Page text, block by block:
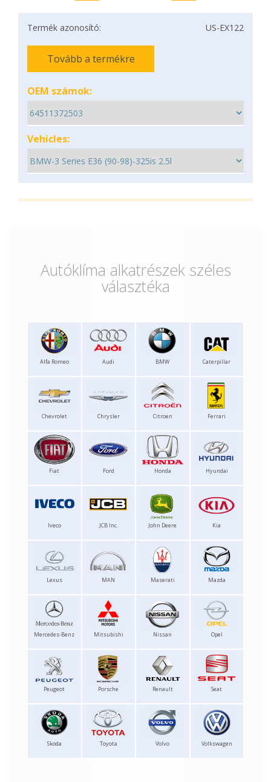
Termék azonosító: US-EX122
Tovább a termékre
OEM számok:
Vehicles:
Autóklíma alkatrészek széles
választéka
Alfa Romeo Audi BMW Caterpillar
Chevrolet Chrysler Citroen Ferrari
Fiat Ford Honda Hyundai
Iveco JCB Inc. John Deere Kia
Lexus MAN Maserati Mazda
Mercedes-Benz Mitsubishi Nissan Opel
Peugeot Porsche Renault Seat
Skoda Toyota Volvo Volkswagen